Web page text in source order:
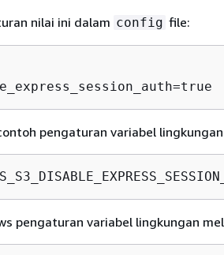
nilai ini dalam config file:
pengaturan variabel
pengaturan variabel lingkungan